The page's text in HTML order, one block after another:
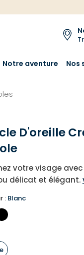
Notre aventure Nos
D'oreille
votre visage
délicat et élégant.
: Blanc